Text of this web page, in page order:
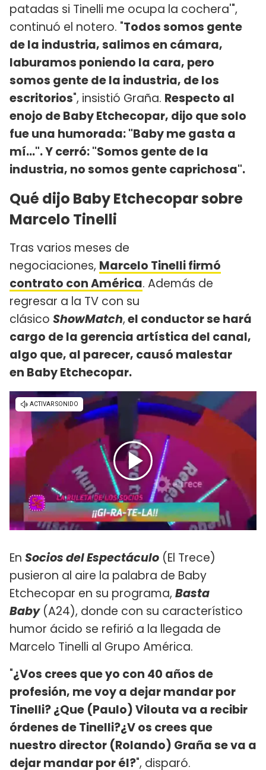
patadas si Tinelli me ocupa la cochera'",
continuó el notero. "Todos somos gente
de la industria, salimos en cámara,
laburamos poniendo la cara, pero
somos gente de la industria, de los
escritorios", insistió Graña. Respecto al
enojo de Baby Etchecopar, dijo que solo
fue una humorada: "Baby me gasta a
mí...". Y cerró: "Somos gente de la
industria, no somos gente caprichosa".
Qué dijo Baby Etchecopar sobre
Marcelo Tinelli
Tras varios meses de
negociaciones, Marcelo Tinelli firmó
contrato con América. Además de
regresar a la TV con su
clásico ShowMatch,el conductor se hará
cargo de la gerencia artística del canal,
algo que, al parecer, causó malestar
en Baby Etchecopar.
En Socios del Espectáculo (El Trece)
pusieron al aire la palabra de Baby
Etchecopar en su programa, Basta
Baby(A24), donde con su característico
humor ácido se refirió a la llegada de
Marcelo Tinelli al Grupo América.
"¿Vos crees que yo con 40 años de
profesión, me voy a dejar mandar por
Tinelli? ¿Que (Paulo) Vilouta va a recibir
órdenes de Tinelli?¿V os crees que
nuestro director (Rolando) Graña se va a
dejar mandar por él?​", disparó.